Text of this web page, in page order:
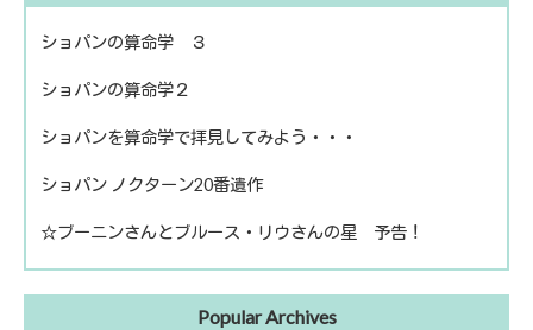
ショパンの算命学 ３
ショパンの算命学２
ショパンを算命学で拝見してみよう・・・
ショパン ノクターン20番遺作
☆ブーニンさんとブルース・リウさんの星 予告！
Popular Archives